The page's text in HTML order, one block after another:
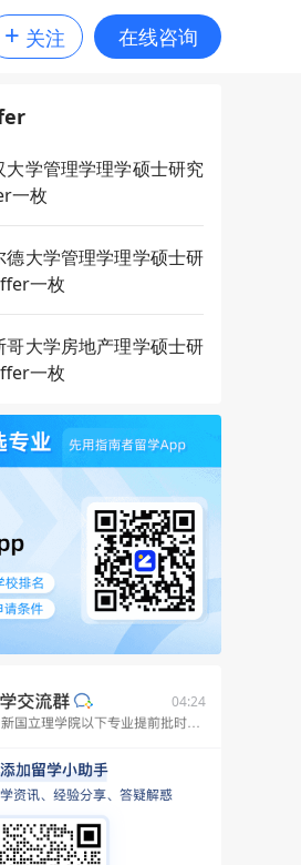
+ 关注 在线咨询
大学管理学理学硕士研究
一枚
德大学管理学理学硕士研
一枚
哥大学房地产理学硕士研
一枚
04:24